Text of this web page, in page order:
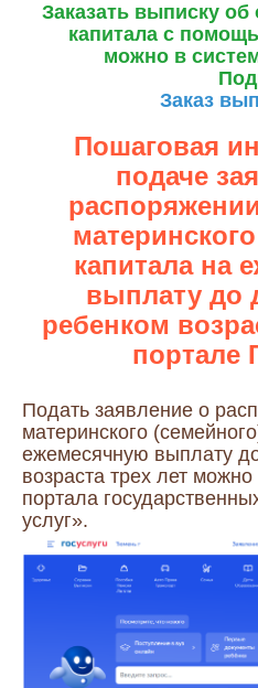
Заказать выписку об
капитала с
можно в
Заказ
Пошаговая
подаче
капитала на
выплату до
ребенком
портале
Подать заявление о
материнского
ежемесячную выплату
возраста трех лет
портала
услуг».